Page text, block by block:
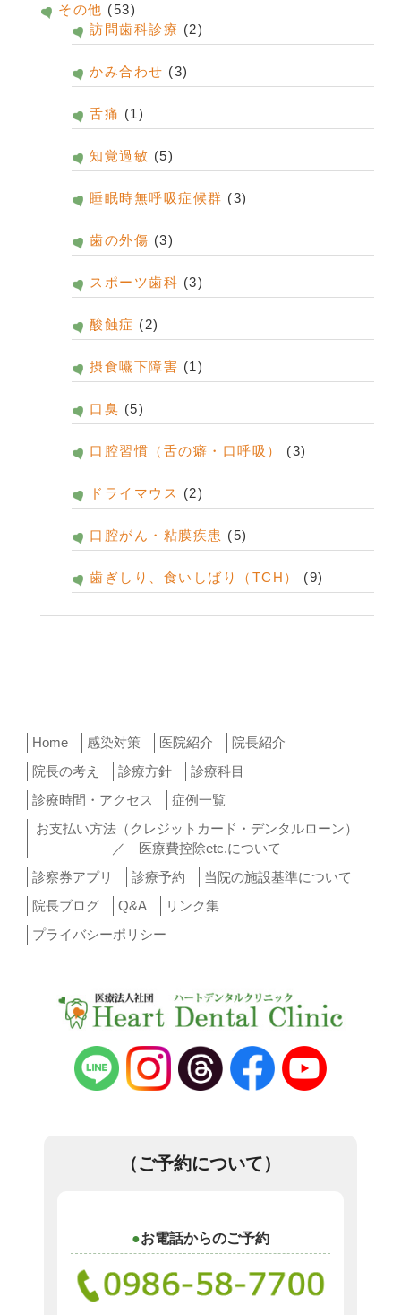
その他 (53)
訪問歯科診療 (2)
かみ合わせ (3)
舌痛 (1)
知覚過敏 (5)
睡眠時無呼吸症候群 (3)
歯の外傷 (3)
スポーツ歯科 (3)
酸蝕症 (2)
摂食嚥下障害 (1)
口臭 (5)
口腔習慣（舌の癖・口呼吸） (3)
ドライマウス (2)
口腔がん・粘膜疾患 (5)
歯ぎしり、食いしばり（TCH） (9)
Home 感染対策 医院紹介
院長紹介
院長の考え
診療方針
診療科目
診療時間・アクセス
症例一覧
お支払い方法（クレジットカード・デンタルローン）
／ 医療費控除etc.について
診察券アプリ
診療予約
当院の施設基準について
院長ブログ
Q&A
リンク集
プライバシーポリシー
（ご予約について）
お電話からのご予約